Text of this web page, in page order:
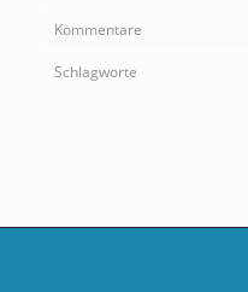
Kommentare
Schlagworte